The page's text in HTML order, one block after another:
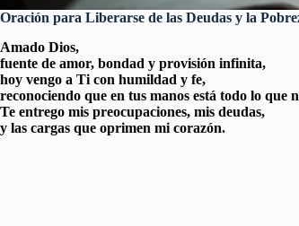
Oración para Liberarse de las Deudas y la
Amado Dios,
fuente de amor, bondad y provisión infinita,
hoy vengo a Ti con humildad y fe,
reconociendo que en tus manos está todo lo que
Te entrego mis preocupaciones, mis deudas,
y las cargas que oprimen mi corazón.